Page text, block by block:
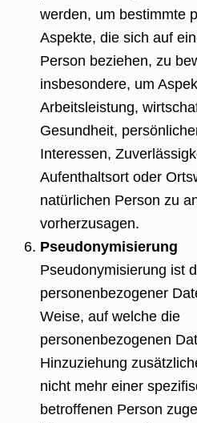
werden, um bestimmte
Aspekte, die sich auf
Person beziehen, zu
insbesondere, um
Arbeitsleistung,
Gesundheit,
Interessen,
Aufenthaltsort oder
natürlichen Person zu
vorherzusagen.
Pseudonymisierung
Pseudonymisierung ist
personenbezogener
Weise, auf welche die
personenbezogenen
Hinzuziehung
nicht mehr einer
betroffenen Person